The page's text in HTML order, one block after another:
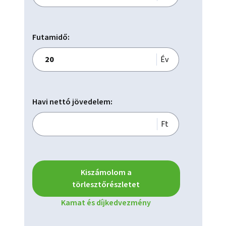
eladó lakásokat Zugló legjobb részén - várom megtisztelő
Futamidő:
Év
Havi nettó jövedelem:
Ft
Kiszámolom a
törlesztőrészletet
Kamat és díjkedvezmény